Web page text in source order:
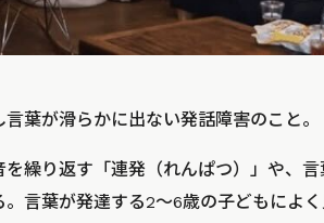
葉が滑らかに出ない発話障害のこと。
繰り返す「連発（れんぱつ）」や、
。言葉が発達する2～6歳の子どもによ